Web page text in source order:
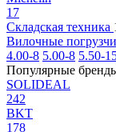
17
Складская техника
Вилочные
4.00-8 5.00-8 5.50-
Популярные
SOLIDEAL
242
BKT
178